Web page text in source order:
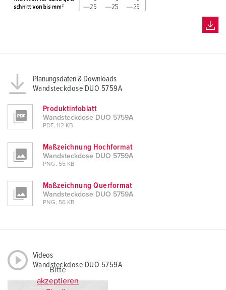
Planungsdaten & Downloads
Wandsteckdose DUO 5759A
Produktinfoblatt
Wandsteckdose DUO 5759A
PDF, 112 KB
Maßzeichnung Hochformat
Wandsteckdose DUO 5759A
PNG, 55 KB
Maßzeichnung Querformat
Wandsteckdose DUO 5759A
PNG, 56 KB
Videos
Wandsteckdose DUO 5759A
Bitte
akzeptieren